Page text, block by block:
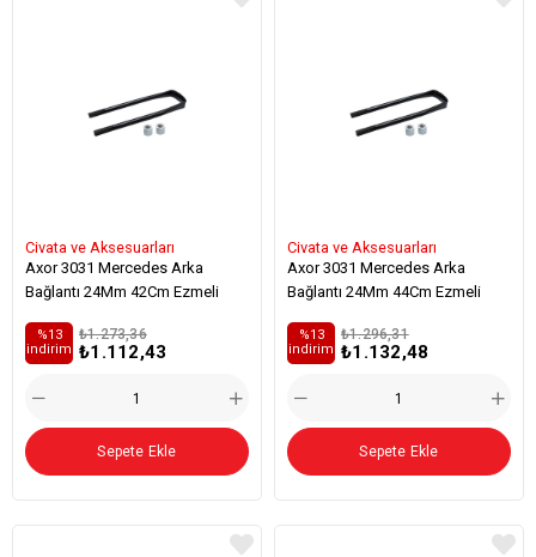
Civata ve Aksesuarları
Axor 3031 Mercedes Arka
Bağlantı 24Mm 42Cm Ezmeli
₺1.112,43
₺1.273,36
%13
i̇ndirim
Sepete Ekle
Civata ve Aksesuarları
Axor 3031 Mercedes Arka
Bağlantı 24Mm 44Cm Ezmeli
₺1.132,48
₺1.296,31
%13
i̇ndirim
Sepete Ekle